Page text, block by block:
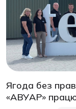
Ягода без
«АВУАР»